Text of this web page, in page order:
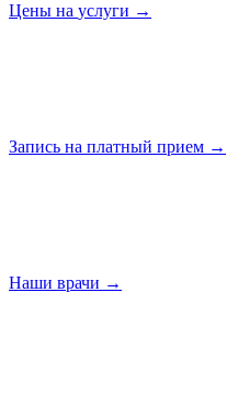
Цены на услуги →
Запись на платный прием →
Наши врачи →